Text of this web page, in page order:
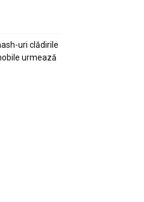
uri clădirile
urmează